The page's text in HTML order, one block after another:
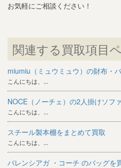
お気軽にご相談ください！
関連する買取項目
miumiu（ミュウミュウ）の財布・
こんにちは、...
NOCE（ノーチェ）の2人掛けソフ
こんにちは、...
スチール製本棚をまとめて買取
こんにちは、...
バレンシアガ ・コーチ のバッグを